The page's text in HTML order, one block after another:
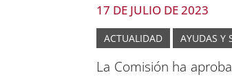
17 DE JULIO DE 2023
ACTUALIDAD AYUDAS Y
La Comisión ha